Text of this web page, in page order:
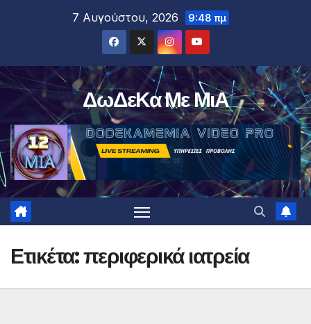
7 Αυγούστου, 2026 9:48 πμ
ΔωΔεΚα Με ΜιΑ
Ετικέτα:περιφερικά ιατρεία